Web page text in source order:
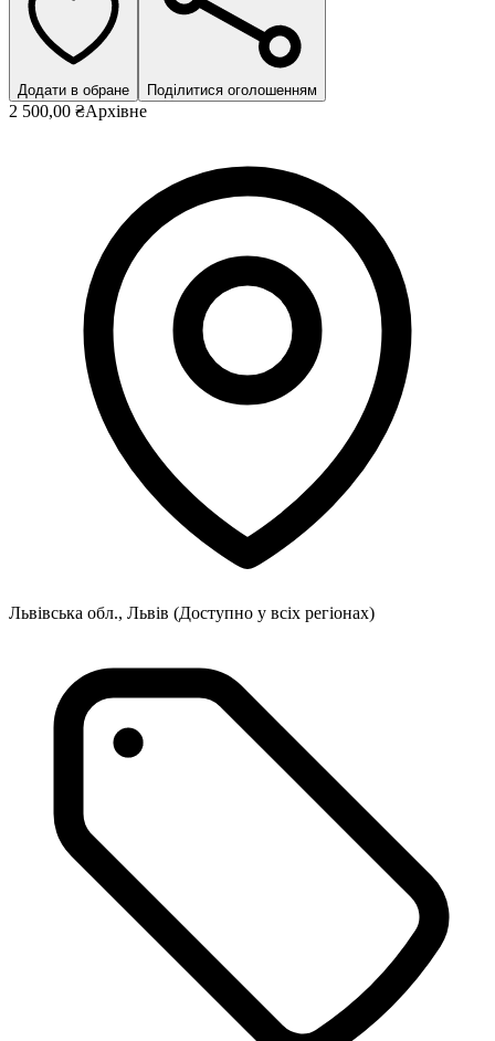
Додати в обране Поділитися оголошенням
2 500,00 ₴Архівне
Львівська обл., Львiв (Доступно у всіх регіонах)